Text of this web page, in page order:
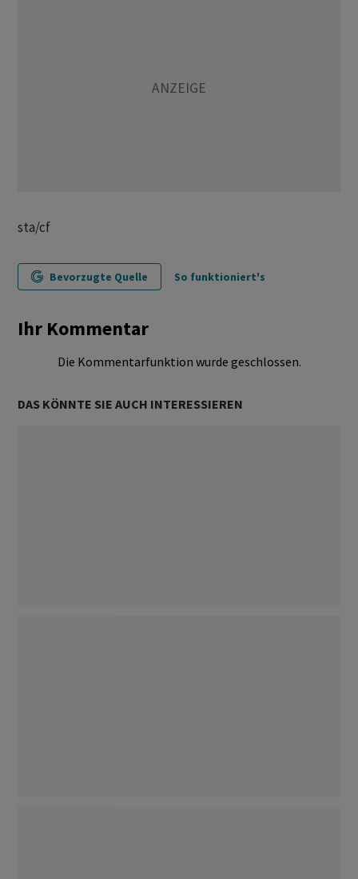
sta/cf
Bevorzugte Quelle So funktioniert's
Ihr Kommentar
Die Kommentarfunktion wurde geschlossen.
DAS KÖNNTE SIE AUCH INTERESSIEREN